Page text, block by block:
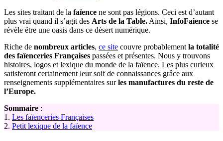
Les sites traitant de la faïence ne sont pas légions. Ceci est d’autant
plus vrai quand il s’agit des Arts de la Table. Ainsi, InfoFaience se
révèle être une oasis dans ce désert numérique.
Riche de nombreux articles, ce site couvre probablement la totalité
des faïenceries Françaises passées et présentes. Nous y trouvons
histoires, logos et lexique du monde de la faïence. Les plus curieux
satisferont certainement leur soif de connaissances grâce aux
renseignements supplémentaires surles manufactures du reste de
l’Europe.
Sommaire :
1. Les faïenceries Françaises
2. Petit lexique de la faïence